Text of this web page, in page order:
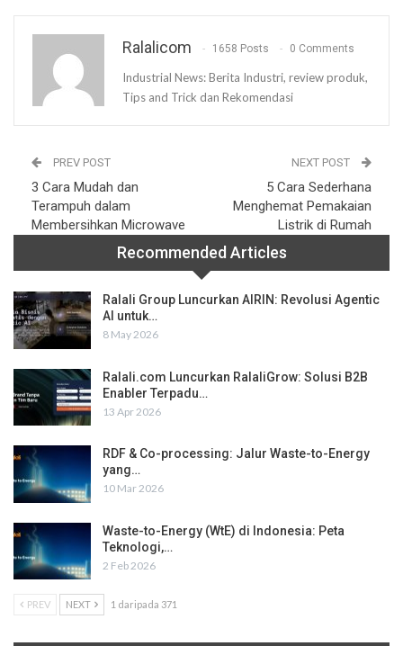
Ralalicom 1658 Posts 0 Comments
Industrial News: Berita Industri, review produk,
Tips and Trick dan Rekomendasi
PREV POST
3 Cara Mudah dan
Terampuh dalam
Membersihkan Microwave
NEXT POST
5 Cara Sederhana
Menghemat Pemakaian
Listrik di Rumah
Recommended Articles
Ralali Group Luncurkan AIRIN: Revolusi Agentic
AI untuk…
8 May 2026
Ralali.com Luncurkan RalaliGrow: Solusi B2B
Enabler Terpadu…
13 Apr 2026
RDF & Co-processing: Jalur Waste-to-Energy
yang…
10 Mar 2026
Waste-to-Energy (WtE) di Indonesia: Peta
Teknologi,…
2 Feb 2026
PREV NEXT 1 daripada 371